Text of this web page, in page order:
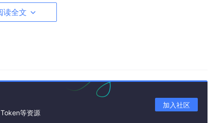
、HTML、Markdown、长图等多种格式的转换，真正
读全文
等资源
加入社区